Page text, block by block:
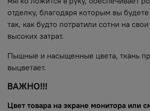
отделку, благодаря которым вы будете
так, как будто потратили сотни на
высоких затрат.
Пышные и насыщенные цвета, ткань
выцветает.
ВАЖНО!!!
Цвет товара на экране монитора или